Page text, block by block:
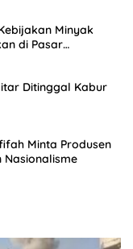
Minyak
di Pasar
Ditinggal Kabur
Minta Produsen
Nasionalisme